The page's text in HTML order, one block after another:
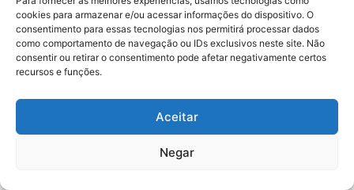
cookies para armazenar e/ou acessar informações do dispositivo. O
consentimento para essas tecnologias nos permitirá processar dados
como comportamento de navegação ou IDs exclusivos neste site. Não
consentir ou retirar o consentimento pode afetar negativamente certos
recursos e funções.
Aceitar
Negar
Economia: Prazo de adesão ao
Programa Desenrola 2.0 é
prorrogado